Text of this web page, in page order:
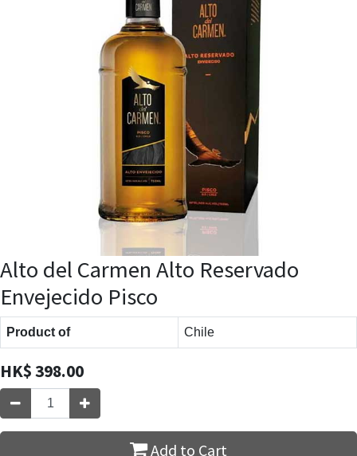
Alto del Carmen Alto Reservado
Envejecido Pisco
Product of Chile
HK$398.00
Add to Cart